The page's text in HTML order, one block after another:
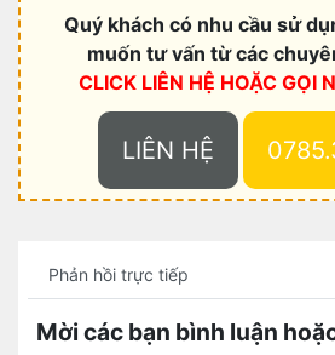
Quý khách có nhu cầu sử
muốn tư vấn từ các
CLICK LIÊN HỆ HOẶC GỌI
LIÊN HỆ
Phản hồi trực tiếp
Mời các bạn bình luận